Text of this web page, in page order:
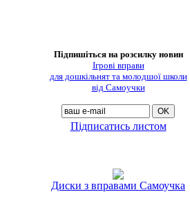
Підпишіться на розсилку новин
Ігрові вправи
для дошкільнят та молодшої школи
від Самоучки
Підписатись листом
Диски з вправами Самоучка